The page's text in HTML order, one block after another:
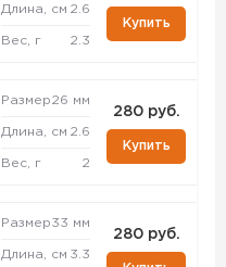
Длина, см 2.6
Вес, г 2.3
Купить
Размер26 мм
Длина, см 2.6
Вес, г 2
280 руб.
Купить
Размер33 мм
Длина, см 3.3
280 руб.